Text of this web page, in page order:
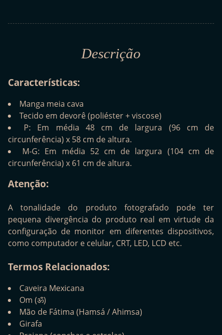
Descrição
Características:
Manga meia cava
Tecido em devorê (poliéster + viscose)
P: Em média 48 cm de largura (96 cm de
circunferência) x 58 cm de altura.
M-G: Em média 52 cm de largura (104 cm de
circunferência) x 61 cm de altura.
Atenção:
A tonalidade do produto fotografado pode ter
pequena divergência do produto real em virtude da
configuração de monitor em diferentes dispositivos,
como computador e celular, CRT, LED, LCD etc.
Termos Relacionados:
Caveira Mexicana
Om (ॐ)
Mão de Fátima (Hamsá / Ahimsa)
Girafa